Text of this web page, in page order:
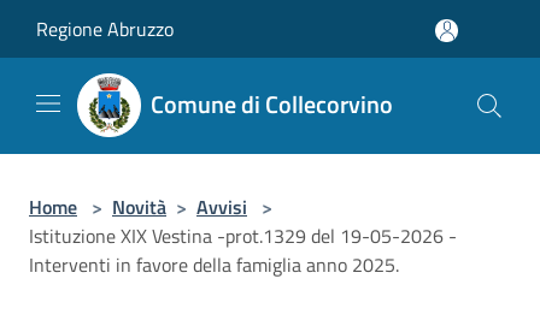
Regione Abruzzo
Comune di Collecorvino
Home > Novità > Avvisi >
Istituzione XIX Vestina -prot.1329 del 19-05-2026 -
Interventi in favore della famiglia anno 2025.